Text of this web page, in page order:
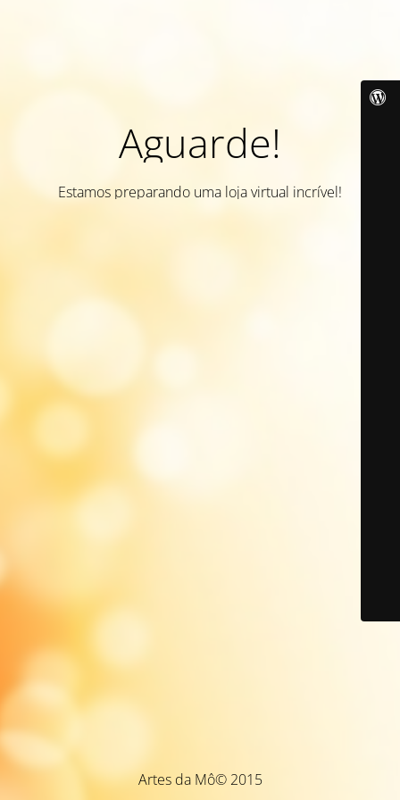
Aguarde!
Estamos preparando uma loja virtual incrível!
Artes da Mô© 2015